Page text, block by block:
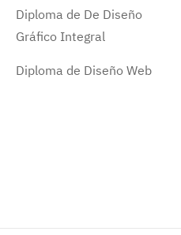
Diploma de De Diseño
Gráfico Integral
Diploma de Diseño Web